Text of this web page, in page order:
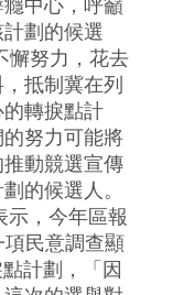
劃的候選
懈努力，花去
抵制冀在列
轉捩點計
努力可能將
動競選宣傳
的候選人。
，今年區報
民意調查顯
計劃，「因